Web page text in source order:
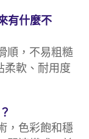
有什麼不
順，不易粗糙
柔軟、耐用度
，色彩飽和穩